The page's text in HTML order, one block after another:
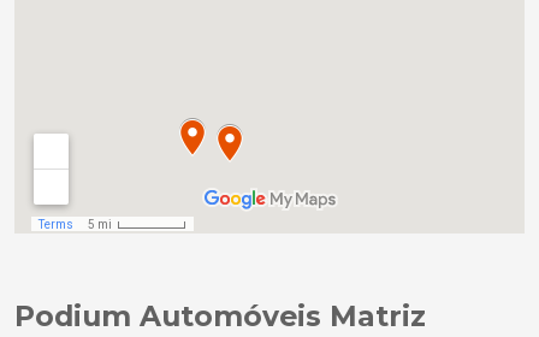
Podium Automóveis Matriz